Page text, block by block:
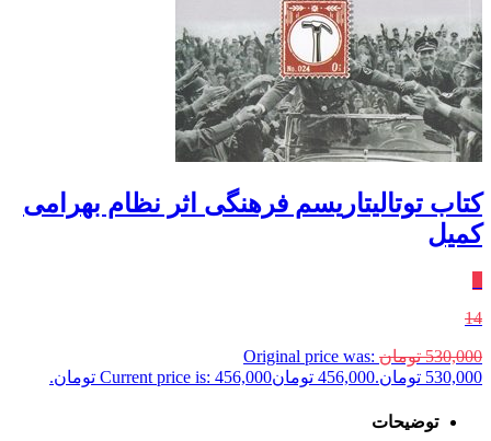
کتاب توتالیتاریسم فرهنگی اثر نظام بهرامی
کمیل
14
530,000 تومان Original price was:
530,000 تومان.
456,000 تومانCurrent price is: 456,000 تومان.
توضیحات